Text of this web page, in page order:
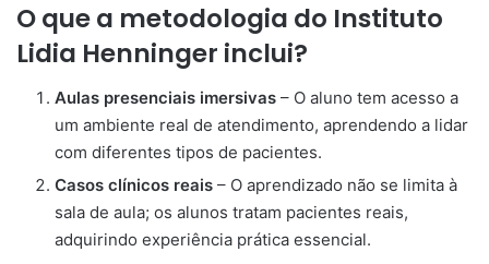
O que a metodologia do Instituto
Lidia Henninger inclui?
Aulas presenciais imersivas – O aluno tem acesso a
um ambiente real de atendimento, aprendendo a lidar
com diferentes tipos de pacientes.
Casos clínicos reais – O aprendizado não se limita à
sala de aula; os alunos tratam pacientes reais,
adquirindo experiência prática essencial.